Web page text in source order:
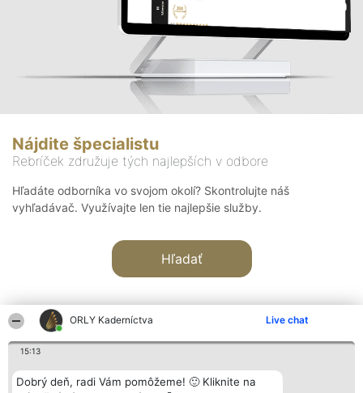
ORLY Kaderníctva Live chat
15:13
Dobrý deň, radi Vám pomôžeme! 🙂 Kliknite na
Nájdite špecialistu
Rebríček združuje tých najlepších v odbore
Hľadáte odborníka vo svojom okolí? Skontrolujte náš
vyhľadávač. Využívajte len tie najlepšie služby.
Hľadať
Organizátor hodnotenia
Bright Side Solutions sp. z o.
Hodnotenie
Laureáti
Kontakt
Kontakt